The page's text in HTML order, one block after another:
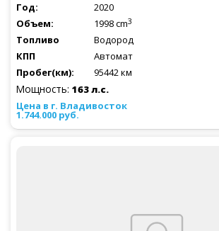
2020
1998 cm3
Водород
Автомат
95442 км
Мощность: 163 л.с.
1.744.000 руб.